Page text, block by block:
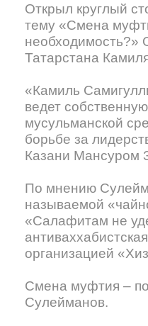
Открыл круглый
тему «Смена
необходимость?»
Татарстана
«Камиль
ведет
мусульманской
борьбе за
Казани Мансуром
По мнению
называемой
«Салафитам не
организацией
Смена муфтия –
Сулейманов.